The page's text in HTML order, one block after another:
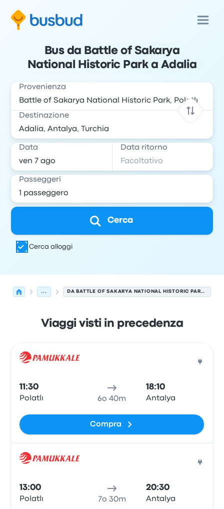
Bus da Battle of Sakarya
National Historic Park a Adalia
Provenienza
Destinazione
Data Data ritorno
Passeggeri
Cerca
Cerca alloggi
... DA BATTLE OF SAKARYA NATIONAL HISTORIC PARK A ADALIA
Viaggi visti in precedenza
11:30
Polatlı 6o 40m
18:10
Antalya
Compra
13:00
Polatlı 7o 30m
20:30
Antalya